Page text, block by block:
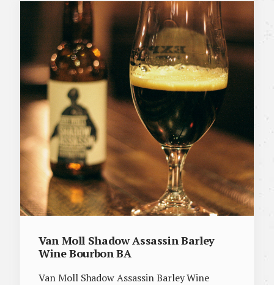
Van Moll Shadow Assassin Barley
Wine Bourbon BA
Van Moll Shadow Assassin Barley Wine